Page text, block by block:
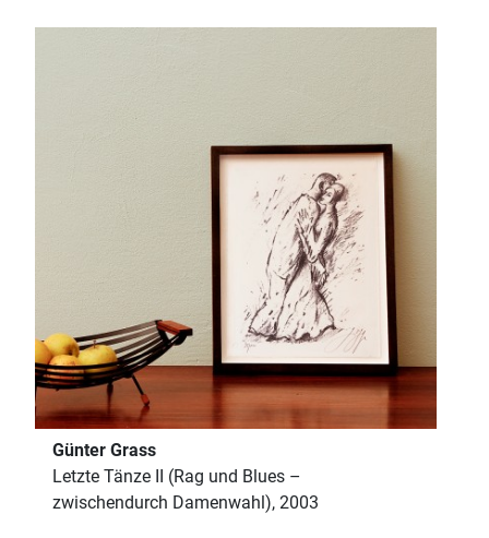
Günter Grass
Letzte Tänze II (Rag und Blues –
zwischendurch Damenwahl), 2003